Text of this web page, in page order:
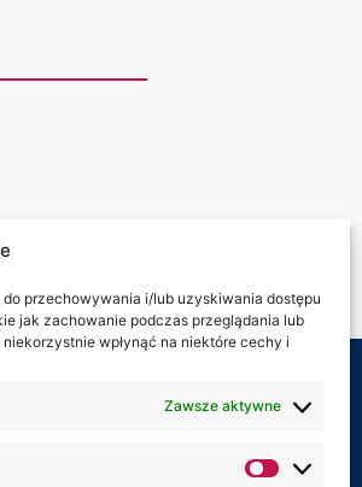
przechowywania i/lub uzyskiwania dostępu
jak zachowanie podczas przeglądania lub
wpłynąć na niektóre cechy i
Zawsze aktywne